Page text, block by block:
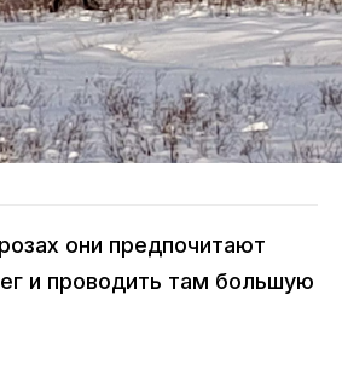
они предпочитают
и проводить там большую